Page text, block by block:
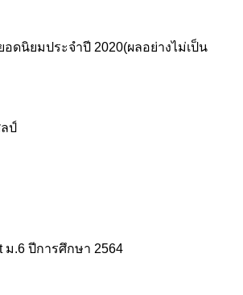
ดนิยมประจำปี 2020(ผลอย่างไม่เป็น
ป์
ม.6 ปีการศึกษา 2564